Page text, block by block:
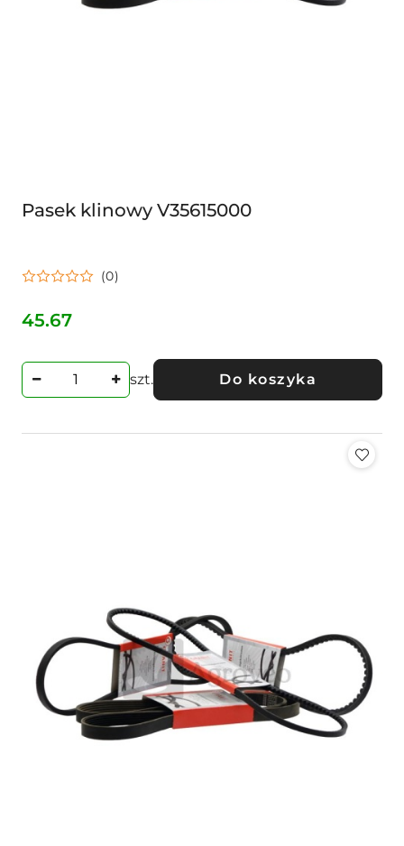
Pasek klinowy V35615000
(0)
Cena:
45.67
szt. Do koszyka